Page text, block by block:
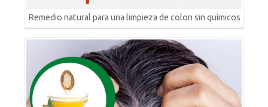
Remedio natural para una limpieza de colon sin químicos